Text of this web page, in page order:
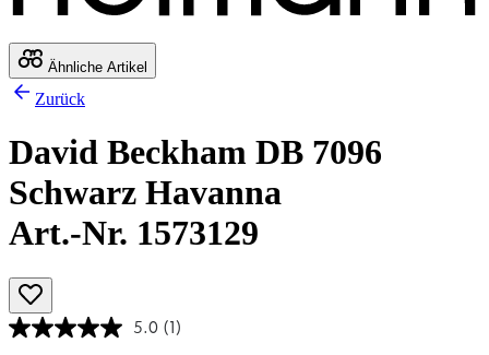
Ähnliche Artikel
Zurück
David Beckham DB 7096
Schwarz Havanna
Art.-Nr. 1573129
5.0 (1)